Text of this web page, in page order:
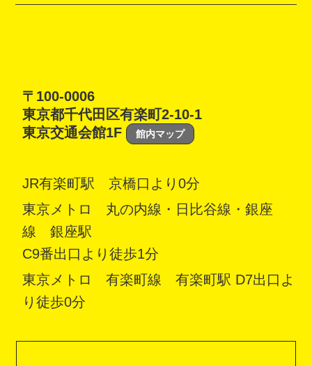
〒100-0006
東京都千代田区有楽町2-10-1
東京交通会館1F
館内マップ
JR有楽町駅 京橋口より0分
東京メトロ 丸の内線・日比谷線・銀座
線 銀座駅
C9番出口より徒歩1分
東京メトロ 有楽町線 有楽町駅 D7出口よ
り徒歩0分